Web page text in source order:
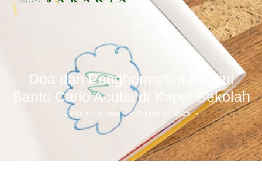
Doa dan Penghormatan Relikui
Santo Carlo Acutis di Kapel Sekolah
Berita & Informasi - October 23, 2025 -